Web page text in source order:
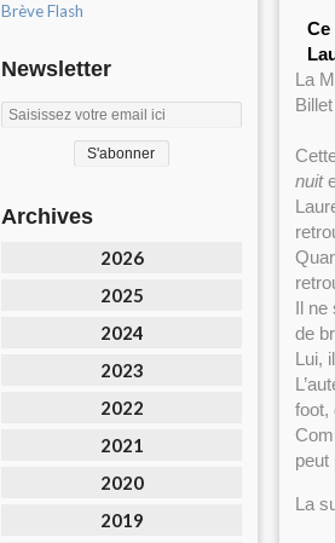
Brève Flash
Newsletter
Archives
2026
2025
2024
2023
2022
2021
2020
2019
Ce
La
nuit
Il
de
foot,
peut
La